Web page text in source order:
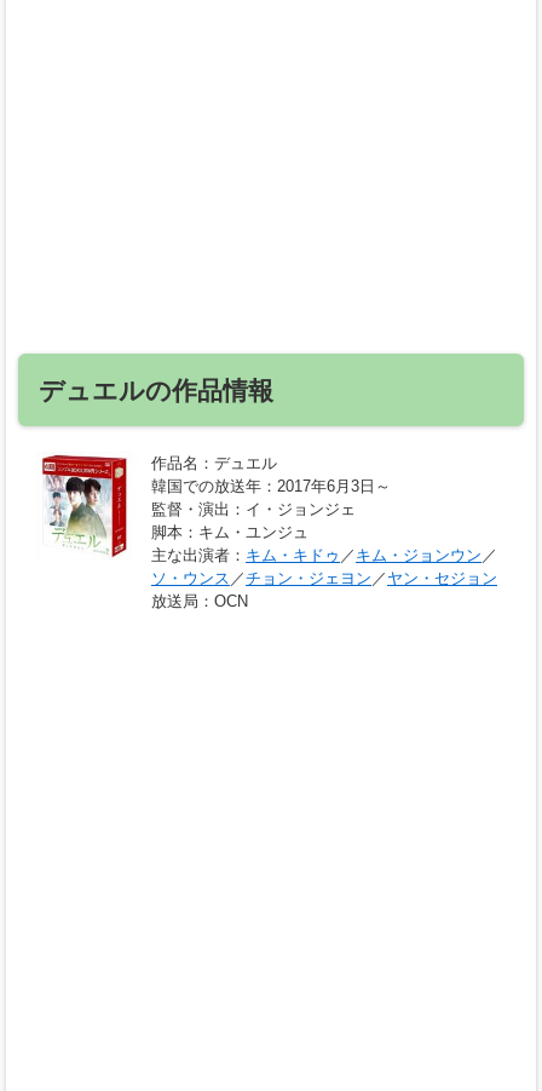
デュエルの作品情報
作品名 ：デュエル
韓国での放送年 ：2017年6月3日～
監督・演出 ：イ・ジョンジェ
脚本 ：キム・ユンジュ
主な出演者 ： キム・キドゥ ／ キム・ジョンウン ／
ソ・ウンス ／チョン・ジェヨン ／ ヤン・セジョン
放送局 ：OCN